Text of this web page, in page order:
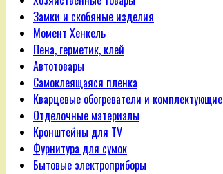
Замки и скобяные изделия
Момент Хенкель
Пена, герметик, клей
Автотовары
Самоклеящаяся пленка
Кварцевые обогреватели и комплектующие
Отделочные материалы
Кронштейны для TV
Фурнитура для сумок
Бытовые электроприборы